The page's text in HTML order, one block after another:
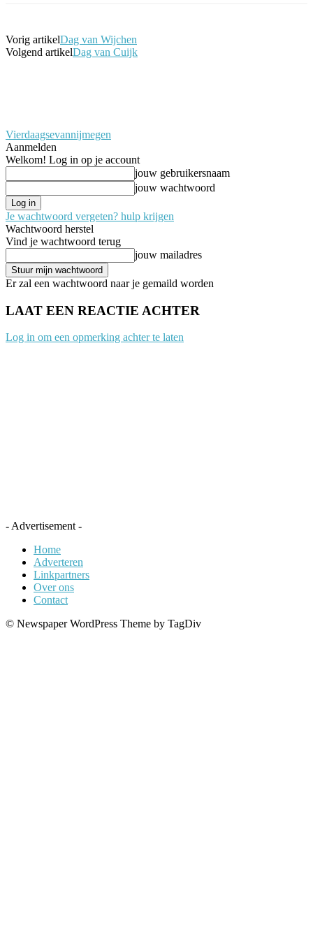
Vorig artikelDag van Wijchen
Volgend artikelDag van Cuijk
Vierdaagsevannijmegen
Aanmelden
Welkom! Log in op je account
jouw gebruikersnaam
jouw wachtwoord
Je wachtwoord vergeten? hulp krijgen
Wachtwoord herstel
Vind je wachtwoord terug
jouw mailadres
Er zal een wachtwoord naar je gemaild worden
LAAT EEN REACTIE ACHTER
Log in om een opmerking achter te laten
- Advertisement -
Home
Adverteren
Linkpartners
Over ons
Contact
© Newspaper WordPress Theme by TagDiv